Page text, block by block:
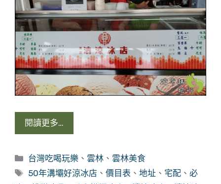
閱讀更多…
分
類
台灣吃喝玩樂 、雲林 、雲林美食
標
50年溝壩好涼冰店 、價目表 、地址 、 宅配 、必